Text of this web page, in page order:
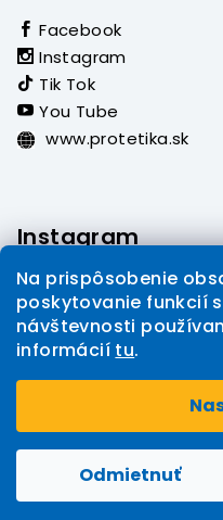
Na prispôsobenie
poskytovanie funkcií
návštevnosti
informácií tu.
Odmietnuť
Facebook
Instagram
Tik Tok
You Tube
www.protetika.sk
Instagram
Sledovať na